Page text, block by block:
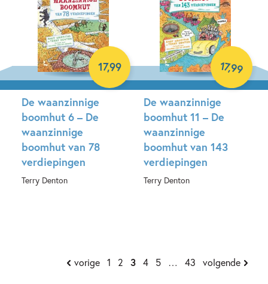
De waanzinnige
boomhut 6 – De
waanzinnige
boomhut van 78
verdiepingen
Terry Denton
17,99
De waanzinnige
boomhut 11 – De
waanzinnige
boomhut van 143
verdiepingen
Terry Denton
17,99
vorige 1 2 3 4 5 … 43 volgende